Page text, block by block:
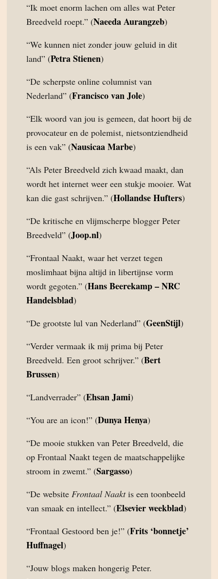
“Ik moet enorm lachen om alles wat Peter
Breedveld roept.” (Naeeda Aurangzeb)
“We kunnen niet zonder jouw geluid in dit
land” (Petra Stienen)
“De scherpste online columnist van
Nederland” (Francisco van Jole)
“Elk woord van jou is gemeen, dat hoort bij de
provocateur en de polemist, nietsontziendheid
is een vak” (Nausicaa Marbe)
“Als Peter Breedveld zich kwaad maakt, dan
wordt het internet weer een stukje mooier. Wat
kan die gast schrijven.” (Hollandse Hufters)
“De kritische en vlijmscherpe blogger Peter
Breedveld” (Joop.nl)
“Frontaal Naakt, waar het verzet tegen
moslimhaat bijna altijd in libertijnse vorm
wordt gegoten.” (Hans Beerekamp – NRC
Handelsblad)
“De grootste lul van Nederland” (GeenStijl)
“Verder vermaak ik mij prima bij Peter
Breedveld. Een groot schrijver.” (Bert
Brussen)
“Landverrader” (Ehsan Jami)
“You are an icon!” (Dunya Henya)
“De mooie stukken van Peter Breedveld, die
op Frontaal Naakt tegen de maatschappelijke
stroom in zwemt.” (Sargasso)
“De website Frontaal Naaktis een toonbeeld
van smaak en intellect.” (Elsevier weekblad)
“Frontaal Gestoord ben je!” (Frits ‘bonnetje’
Huffnagel)
“Jouw blogs maken hongerig Peter.